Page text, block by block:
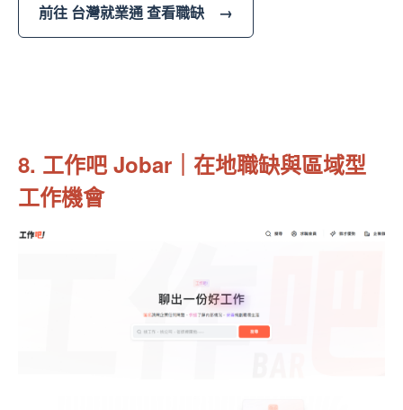
前往 台灣就業通 查看職缺 →
8. 工作吧 Jobar｜在地職缺與區域型
工作機會